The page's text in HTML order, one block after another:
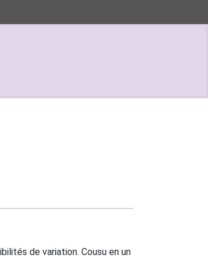
de variation. Cousu en un